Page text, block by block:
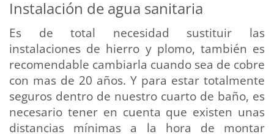
Instalación de agua sanitaria
Es de total necesidad sustituir las
instalaciones de hierro y plomo, también es
recomendable cambiarla cuando sea de cobre
con mas de 20 años. Y para estar totalmente
seguros dentro de nuestro cuarto de baño, es
necesario tener en cuenta que existen unas
distancias mínimas a la hora de montar